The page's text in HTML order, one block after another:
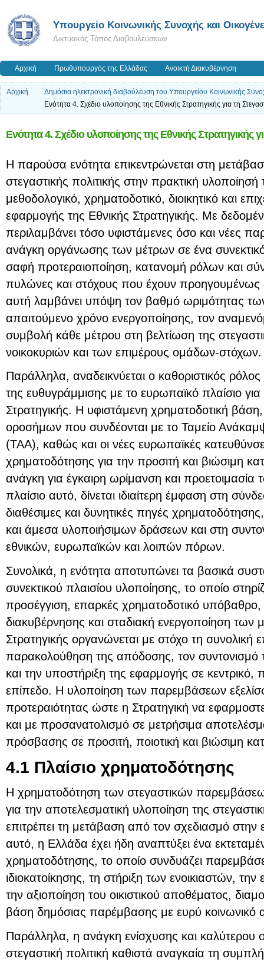
Υπουργείο Κοινωνικής Συνοχής και
Δικτυακός Τόπος Διαβουλεύσεων
Αρχική Πρωθυπουργός της Ελλάδας Ανοικτή Διακυβέρνηση
Αρχική
Δημόσια ηλεκτρονική διαβούλευση του Υπουργείου Κοινωνικής
Ενότητα 4. Σχέδιο υλοποίησης της Εθνικής Στρατηγικής για τη
Ενότητα 4. Σχέδιο υλοποίησης της Εθνικής Στρατηγικής
Η παρούσα ενότητα επικεντρώνεται στη
στεγαστικής πολιτικής στην πρακτική υλοποίησή
μεθοδολογικό, χρηματοδοτικό, διοικητικό και
εφαρμογής της Εθνικής Στρατηγικής. Με
περιλαμβάνει τόσο υφιστάμενες όσο και νέες
ανάγκη οργάνωσης των μέτρων σε ένα
σαφή προτεραιοποίηση, κατανομή ρόλων και
πυλώνες και στόχους που έχουν
αυτή λαμβάνει υπόψη τον βαθμό ωριμότητας
απαιτούμενο χρόνο ενεργοποίησης, τον
συμβολή κάθε μέτρου στη βελτίωση της
νοικοκυριών και των επιμέρους ομάδων-στόχων.
Παράλληλα, αναδεικνύεται ο καθοριστικός
της ευθυγράμμισης με το ευρωπαϊκό πλαίσιο
Στρατηγικής. Η υφιστάμενη χρηματοδοτική
οροσήμων που συνδέονται με το Ταμείο
(ΤΑΑ), καθώς και οι νέες ευρωπαϊκές
χρηματοδότησης για την προσιτή και βιώσιμη
ανάγκη για έγκαιρη ωρίμανση και
πλαίσιο αυτό, δίνεται ιδιαίτερη έμφαση στη
διαθέσιμες και δυνητικές πηγές
και άμεσα υλοποιήσιμων δράσεων και στη
εθνικών, ευρωπαϊκών και λοιπών πόρων.
Συνολικά, η ενότητα αποτυπώνει τα βασικά
συνεκτικού πλαισίου υλοποίησης, το οποίο
προσέγγιση, επαρκές χρηματοδοτικό υπόβαθρο,
διακυβέρνησης και σταδιακή ενεργοποίηση των
Στρατηγικής οργανώνεται με στόχο τη συνολική
παρακολούθηση της απόδοσης, τον
και την υποστήριξη της εφαρμογής σε κεντρικό,
επίπεδο. Η υλοποίηση των παρεμβάσεων
προτεραιότητας ώστε η Στρατηγική να
και με προσανατολισμό σε μετρήσιμα
πρόσβασης σε προσιτή, ποιοτική και βιώσιμη
4.1 Πλαίσιο χρηματοδότησης
Η χρηματοδότηση των στεγαστικών
για την αποτελεσματική υλοποίηση της
επιτρέπει τη μετάβαση από τον σχεδιασμό στην
αυτό, η Ελλάδα έχει ήδη αναπτύξει ένα
χρηματοδότησης, το οποίο συνδυάζει
ιδιοκατοίκησης, τη στήριξη των ενοικιαστών,
την αξιοποίηση του οικιστικού αποθέματος,
βάση δημόσιας παρέμβασης με ευρύ
Παράλληλα, η ανάγκη ενίσχυσης και καλύτερου
στεγαστική πολιτική καθιστά αναγκαία τη